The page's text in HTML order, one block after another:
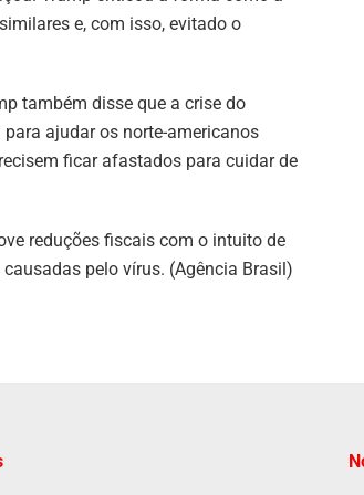
e, com isso, evitado o
também disse que a crise do
ajudar os norte-americanos
ficar afastados para cuidar de
reduções fiscais com o intuito de
pelo vírus. (Agência Brasil)